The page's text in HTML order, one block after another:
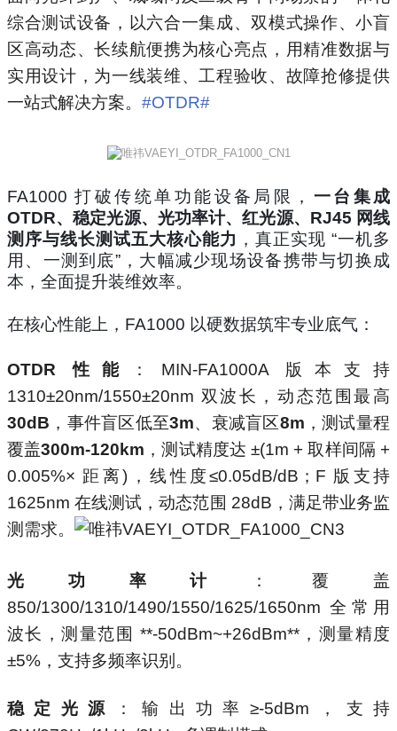
综合测试设备，以六合一集成、双模式操作、小盲
区高动态、长续航便携为核心亮点，用精准数据与
实用设计，为一线装维、工程验收、故障抢修提供
一站式解决方案。 #OTDR#
FA1000 打破传统单功能设备局限， 一台集成
OTDR、稳定光源、光功率计、红光源、RJ45 网线
测序与线长测试五大核心能力 ，真正实现 “一机多
用、一测到底”，大幅减少现场设备携带与切换成
本，全面提升装维效率。
在核心性能上，FA1000 以硬数据筑牢专业底气：
OTDR 性能
：MIN‑FA1000A 版本支持
1310±20nm/1550±20nm 双波长，动态范围最高
30dB ，事件盲区低至3m、衰减盲区8m ，测试量程
覆盖300m‑120km ，测试精度达 ±(1m + 取样间隔 +
0.005%× 距离)，线性度≤0.05dB/dB；F 版支持
1625nm 在线测试，动态范围 28dB，满足带业务监
测需求。
光功率计
：覆盖
850/1300/1310/1490/1550/1625/1650nm 全常用
波长，测量范围 **‑50dBm~+26dBm**，测量精度
±5%，支持多频率识别。
稳定光源
：输出功率≥‑5dBm，支持